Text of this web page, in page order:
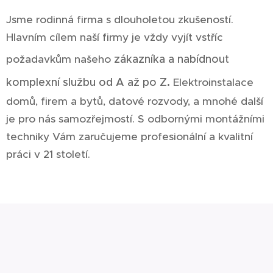
Jsme rodinná firma s dlouholetou zkušeností.
Hlavním cílem naší firmy je vždy vyjít vstříc
požadavkům našeho zákazníka a nabídnout
komplexní službu od A až po Z. Elektroinstalace
domů, firem a bytů, datové rozvody, a mnohé další
je pro nás samozřejmostí. S odbornými montážními
techniky Vám zaručujeme profesionální a kvalitní
práci v 21 století.